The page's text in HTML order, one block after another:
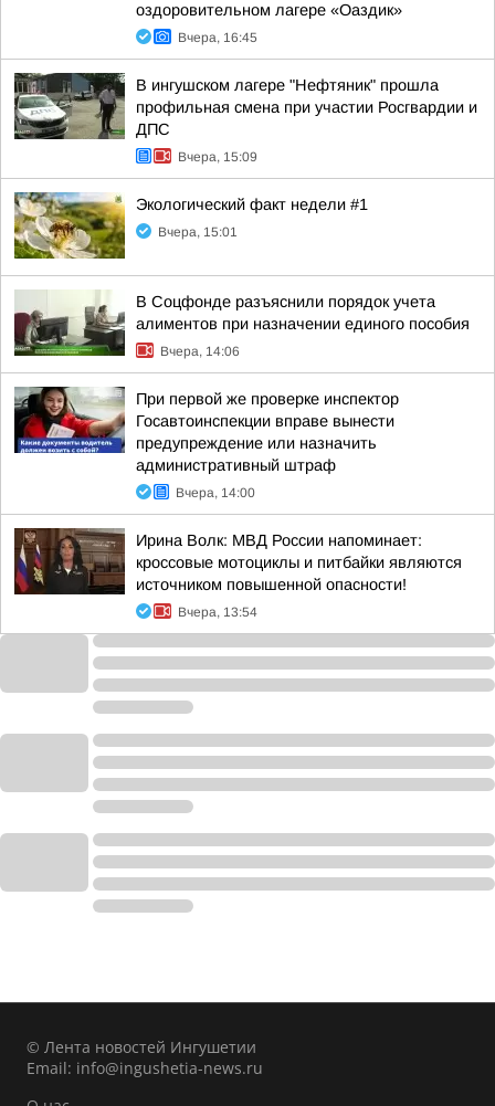
оздоровительном лагере «Оаздик»
Вчера, 16:45
В ингушском лагере "Нефтяник" прошла
профильная смена при участии Росгвардии и
ДПС
Вчера, 15:09
Экологический факт недели #1
Вчера, 15:01
В Соцфонде разъяснили порядок учета
алиментов при назначении единого пособия
Вчера, 14:06
При первой же проверке инспектор
Госавтоинспекции вправе вынести
предупреждение или назначить
административный штраф
Вчера, 14:00
Ирина Волк: МВД России напоминает:
кроссовые мотоциклы и питбайки являются
источником повышенной опасности!
Вчера, 13:54
© Лента новостей Ингушетии
Email: info@ingushetia-news.ru